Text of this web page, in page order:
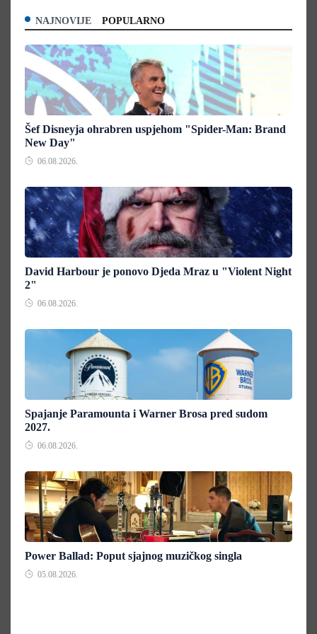
NAJNOVIJE POPULARNO
Šef Disneyja ohrabren uspjehom "Spider-Man: Brand
New Day"
06.08.2026.
David Harbour je ponovo Djeda Mraz u "Violent Night
2"
06.08.2026.
Spajanje Paramounta i Warner Brosa pred sudom
2027.
06.08.2026.
Power Ballad: Poput sjajnog muzičkog singla
05.08.2026.